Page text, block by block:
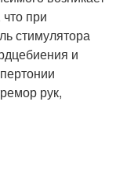
при
стимулятора
и
рук,